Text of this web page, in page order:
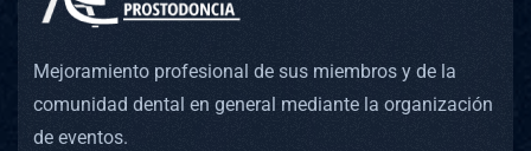
Mejoramiento profesional de sus miembros y de la
comunidad dental en general mediante la organización
de eventos.